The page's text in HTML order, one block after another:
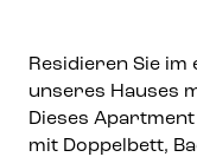
Residieren Sie
unseres Hauses
Dieses
mit Doppelbett,